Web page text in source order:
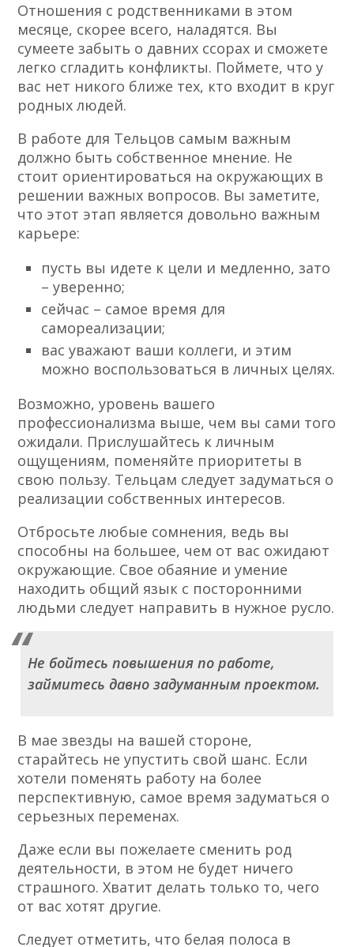
Отношения с родственниками в этом
месяце, скорее всего, наладятся. Вы
сумеете забыть о давних ссорах и сможете
легко сгладить конфликты. Поймете, что у
вас нет никого ближе тех, кто входит в круг
родных людей.
В работе для Тельцов самым важным
должно быть собственное мнение. Не
стоит ориентироваться на окружающих в
решении важных вопросов. Вы заметите,
что этот этап является довольно важным
карьере:
пусть вы идете к цели и медленно, зато
– уверенно;
сейчас – самое время для
самореализации;
вас уважают ваши коллеги, и этим
можно воспользоваться в личных целях.
Возможно, уровень вашего
профессионализма выше, чем вы сами того
ожидали. Прислушайтесь к личным
ощущениям, поменяйте приоритеты в
свою пользу. Тельцам следует задуматься о
реализации собственных интересов.
Отбросьте любые сомнения, ведь вы
способны на большее, чем от вас ожидают
окружающие. Свое обаяние и умение
находить общий язык с посторонними
людьми следует направить в нужное русло.
Не бойтесь повышения по работе,
займитесь давно задуманным проектом.
В мае звезды на вашей стороне,
старайтесь не упустить свой шанс. Если
хотели поменять работу на более
перспективную, самое время задуматься о
серьезных переменах.
Даже если вы пожелаете сменить род
деятельности, в этом не будет ничего
страшного. Хватит делать только то, чего
от вас хотят другие.
Следует отметить, что белая полоса в